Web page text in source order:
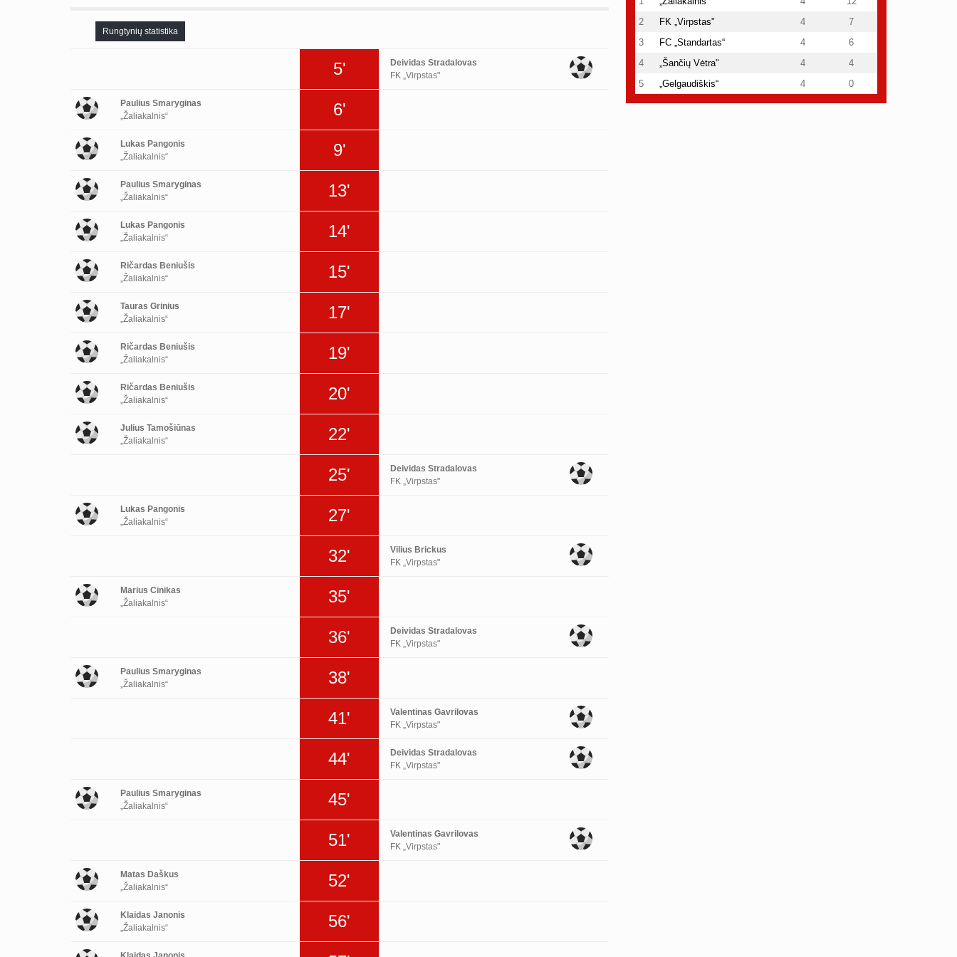
Rungtynių statistika
5'
Deividas Stradalovas
FK „Virpstas"
Paulius Smaryginas
„Žaliakalnis“
6'
Lukas Pangonis
„Žaliakalnis“
9'
Paulius Smaryginas
„Žaliakalnis“
13'
Lukas Pangonis
„Žaliakalnis“
14'
Ričardas Beniušis
„Žaliakalnis“
15'
Tauras Grinius
„Žaliakalnis“
17'
Ričardas Beniušis
„Žaliakalnis“
19'
Ričardas Beniušis
„Žaliakalnis“
20'
Julius Tamošiūnas
„Žaliakalnis“
22'
25'
Deividas Stradalovas
FK „Virpstas"
Lukas Pangonis
„Žaliakalnis“
27'
32'
Vilius Brickus
FK „Virpstas"
Marius Cinikas
„Žaliakalnis“
35'
36'
Deividas Stradalovas
FK „Virpstas"
Paulius Smaryginas
„Žaliakalnis“
38'
41'
Valentinas Gavrilovas
FK „Virpstas"
44'
Deividas Stradalovas
FK „Virpstas"
Paulius Smaryginas
„Žaliakalnis“
45'
51'
Valentinas Gavrilovas
FK „Virpstas"
Matas Daškus
„Žaliakalnis“
52'
Klaidas Janonis
„Žaliakalnis“
56'
2
FK „Virpstas" 4
7
3
FC „Standartas“ 4
6
4
„Šančių Vėtra" 4
4
5
„Gelgaudiškis“ 4 0